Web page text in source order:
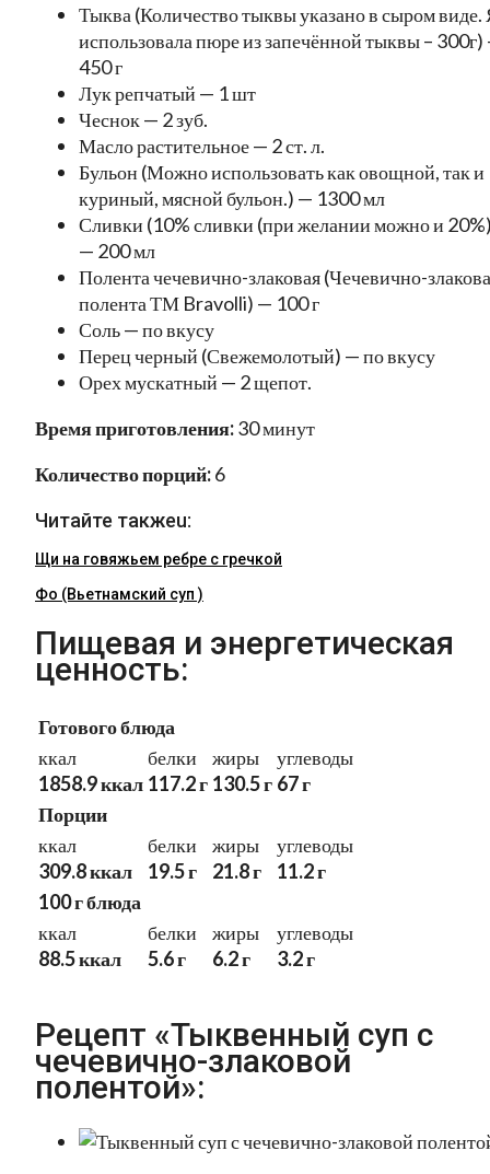
Тыква (Количество тыквы указано в сыром виде.
использовала пюре из запечённой тыквы –
450 г
Лук репчатый — 1 шт
Чеснок — 2 зуб.
Масло растительное — 2 ст. л.
Бульон (Можно использовать как овощной, так и
куриный, мясной бульон.) — 1300 мл
Сливки (10% сливки (при желании можно и
— 200 мл
Полента чечевично-злаковая (Чечевично-
полента ТМ Bravolli) — 100 г
Соль — по вкусу
Перец черный (Свежемолотый) — по вкусу
Орех мускатный — 2 щепот.
Время приготовления:30 минут
Количество порций:6
Читайте такжеu:
Щи на говяжьем ребре с гречкой
Фо (Вьетнамский суп )
Пищевая и энергетическая
ценность:
Готового блюда
ккал
1858.9 ккал
белки
117.2 г
жиры
130.5 г
углеводы
67 г
Порции
ккал
309.8 ккал
белки
19.5 г
жиры
21.8 г
углеводы
11.2 г
100 г блюда
ккал
88.5 ккал
белки
5.6 г
жиры
6.2 г
углеводы
3.2 г
Рецепт «Тыквенный суп с
чечевично-злаковой
полентой»: